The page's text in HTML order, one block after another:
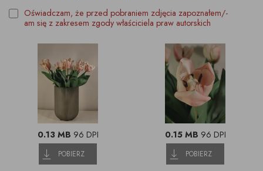
Oświadczam, że przed pobraniem zdjęcia zapoznałem/-
am się z zakresem zgody właściciela praw autorskich
0.13 MB 96 DPI
POBIERZ
0.15 MB 96 DPI
POBIERZ